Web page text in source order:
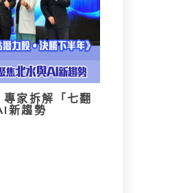
家拆解「七翻
新趨勢